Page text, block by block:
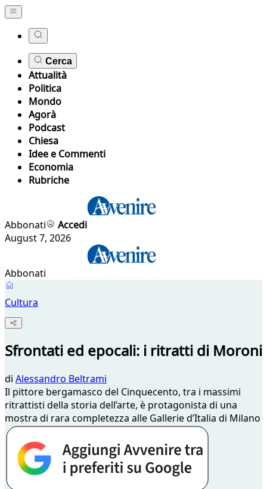
Cerca
Attualità
Politica
Mondo
Agorà
Podcast
Chiesa
Idee e Commenti
Economia
Rubriche
Abbonati
Accedi
August 7, 2026
Abbonati
Cultura
Sfrontati ed epocali: i ritratti di Moroni
di Alessandro Beltrami
Il pittore bergamasco del Cinquecento, tra i massimi
ritrattisti della storia dell’arte, è protagonista di una
mostra di rara completezza alle Gallerie d’Italia di Milano